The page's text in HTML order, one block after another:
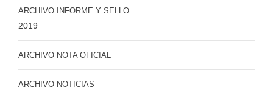
ARCHIVO INFORME Y SELLO
2019
ARCHIVO NOTA OFICIAL
ARCHIVO NOTICIAS